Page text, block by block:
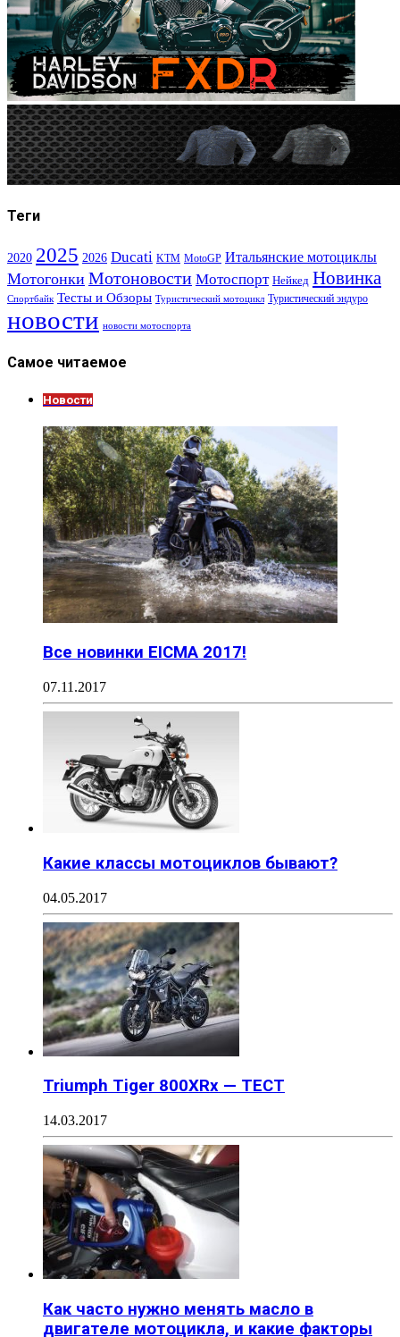
Теги
2020 2025 2026 Ducati KTM MotoGP Итальянские мотоциклы
Мотогонки Мотоновости Мотоспорт Нейкед Новинка
Спортбайк Тесты и Обзоры Туристический мотоцикл Туристический эндуро
новости новости мотоспорта
Самое читаемое
Новости
Все новинки EICMA 2017!
07.11.2017
Какие классы мотоциклов бывают?
04.05.2017
Triumph Tiger 800XRx — ТЕСТ
14.03.2017
Как часто нужно менять масло в
двигателе мотоцикла, и какие факторы